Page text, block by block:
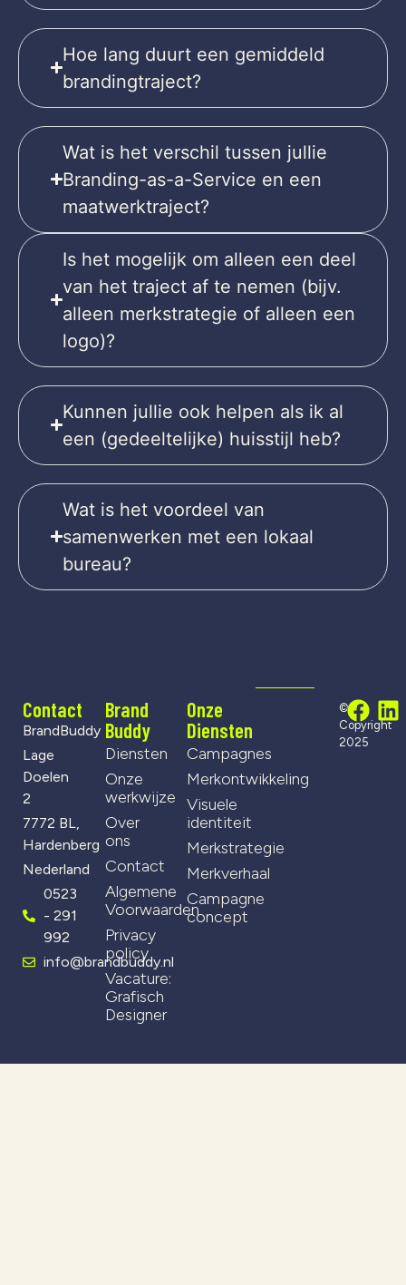
Hoe lang duurt een gemiddeld
brandingtraject?
Wat is het verschil tussen jullie
Branding-as-a-Service en een
maatwerktraject?
Is het mogelijk om alleen een deel
van het traject af te nemen (bijv.
alleen merkstrategie of alleen een
logo)?
Kunnen jullie ook helpen als ik al
een (gedeeltelijke) huisstijl heb?
Wat is het voordeel van
samenwerken met een lokaal
bureau?
Contact
BrandBuddy
Lage
Doelen
2
7772 BL,
Hardenberg
Nederland
0523
- 291
992
info@brandbuddy.nl
Brand
Buddy
Diensten
Onze
werkwijze
Over
ons
Contact
Algemene
Voorwaarden
Privacy
policy
Vacature:
Grafisch
Designer
Onze
Diensten
Campagnes
Merkontwikkeling
Visuele
identiteit
Merkstrategie
Merkverhaal
Campagne
concept
©
Copyright
2025